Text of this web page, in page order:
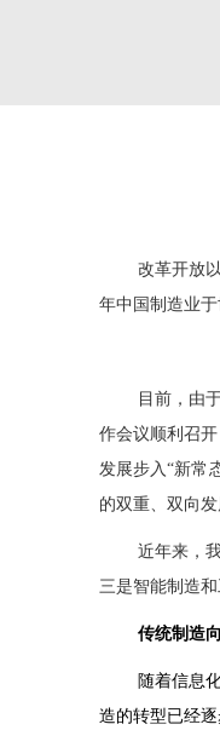
改革开放
年中国制造业
目前，由
作会议顺利召
发展步入“新常
的双重、双向
近年来，
三是智能制造
传统制造
随着信息
造的转型已经逐